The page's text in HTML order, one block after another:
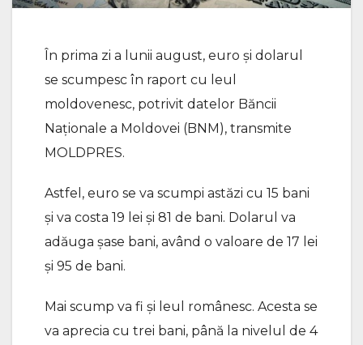
În prima zi a lunii august, euro și dolarul
se scumpesc în raport cu leul
moldovenesc, potrivit datelor Băncii
Naționale a Moldovei (BNM), transmite
MOLDPRES.
Astfel, euro se va scumpi astăzi cu 15 bani
și va costa 19 lei și 81 de bani. Dolarul va
adăuga șase bani, având o valoare de 17 lei
și 95 de bani.
Mai scump va fi și leul românesc. Acesta se
va aprecia cu trei bani, până la nivelul de 4